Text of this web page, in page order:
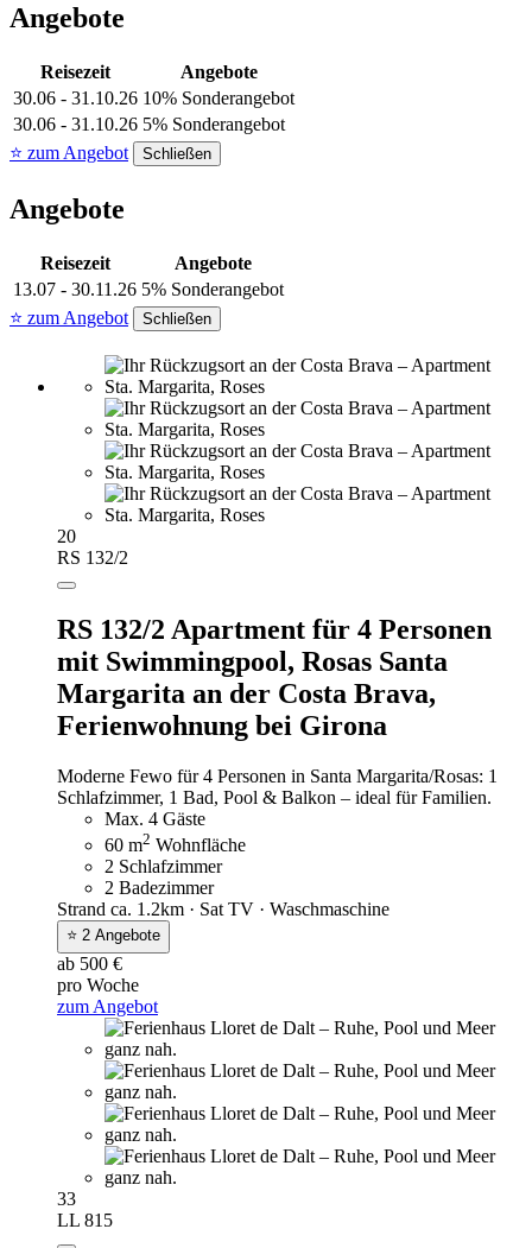
Angebote
Reisezeit
Angebote
30.06 - 31.10.26 10% Sonderangebot
30.06 - 31.10.26 5% Sonderangebot
⭐ zum Angebot
Schließen
Angebote
Reisezeit
Angebote
13.07 - 30.11.26 5% Sonderangebot
⭐ zum Angebot
Schließen
20
RS 132/2
RS 132/2 Apartment für 4 Personen
mit Swimmingpool, Rosas Santa
Margarita an der Costa Brava,
Ferienwohnung bei Girona
Moderne Fewo für 4 Personen in Santa Margarita/Rosas: 1
Schlafzimmer, 1 Bad, Pool & Balkon – ideal für Familien.
Max. 4 Gäste
60 m2 Wohnfläche
2 Schlafzimmer
2 Badezimmer
Strand ca. 1.2km · Sat TV · Waschmaschine
⭐ 2 Angebote
ab 500 €
pro Woche
zum Angebot
33
LL 815